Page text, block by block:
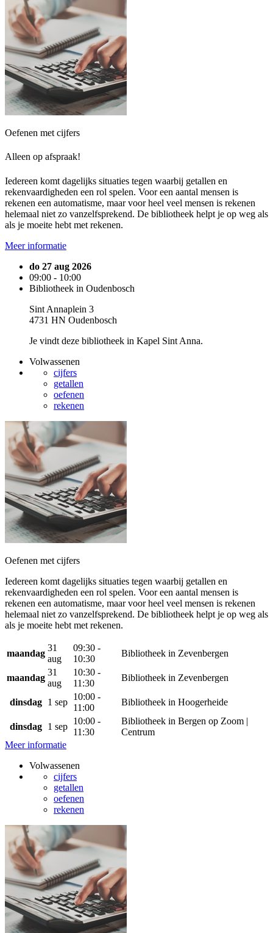
Oefenen met cijfers
Alleen op afspraak!
Iedereen komt dagelijks situaties tegen waarbij getallen en
rekenvaardigheden een rol spelen. Voor een aantal mensen is
rekenen een automatisme, maar voor heel veel mensen is rekenen
helemaal niet zo vanzelfsprekend. De bibliotheek helpt je op weg als
als je moeite hebt met rekenen.
Meer informatie
do 27 aug 2026
09:00 - 10:00
Bibliotheek in Oudenbosch
Sint Annaplein 3
4731 HN Oudenbosch
Je vindt deze bibliotheek in Kapel Sint Anna.
Volwassenen
cijfers
getallen
oefenen
rekenen
Oefenen met cijfers
Iedereen komt dagelijks situaties tegen waarbij getallen en
rekenvaardigheden een rol spelen. Voor een aantal mensen is
rekenen een automatisme, maar voor heel veel mensen is rekenen
helemaal niet zo vanzelfsprekend. De bibliotheek helpt je op weg als
als je moeite hebt met rekenen.
maandag
31
aug
09:30 -
10:30
Bibliotheek in Zevenbergen
maandag
31
aug
10:30 -
11:30
Bibliotheek in Zevenbergen
dinsdag 1 sep
10:00 -
11:00
Bibliotheek in Hoogerheide
dinsdag 1 sep
10:00 -
11:30
Bibliotheek in Bergen op Zoom |
Centrum
Meer informatie
Volwassenen
cijfers
getallen
oefenen
rekenen